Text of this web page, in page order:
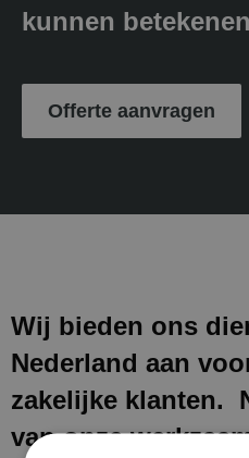
kunnen
Offerte aanvragen
Wij bieden ons
Nederland aan
zakelijke klanten.
van onze